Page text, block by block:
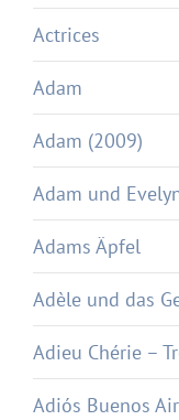
Actrices
Adam
Adam (2009)
Adam und
Adams Äpfel
Adèle und das
Adieu Chérie –
Adiós Buenos